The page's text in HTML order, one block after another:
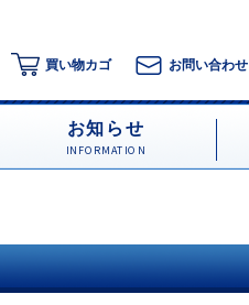
買い物カゴ お問い合わせ
お知らせ
INFORMATION